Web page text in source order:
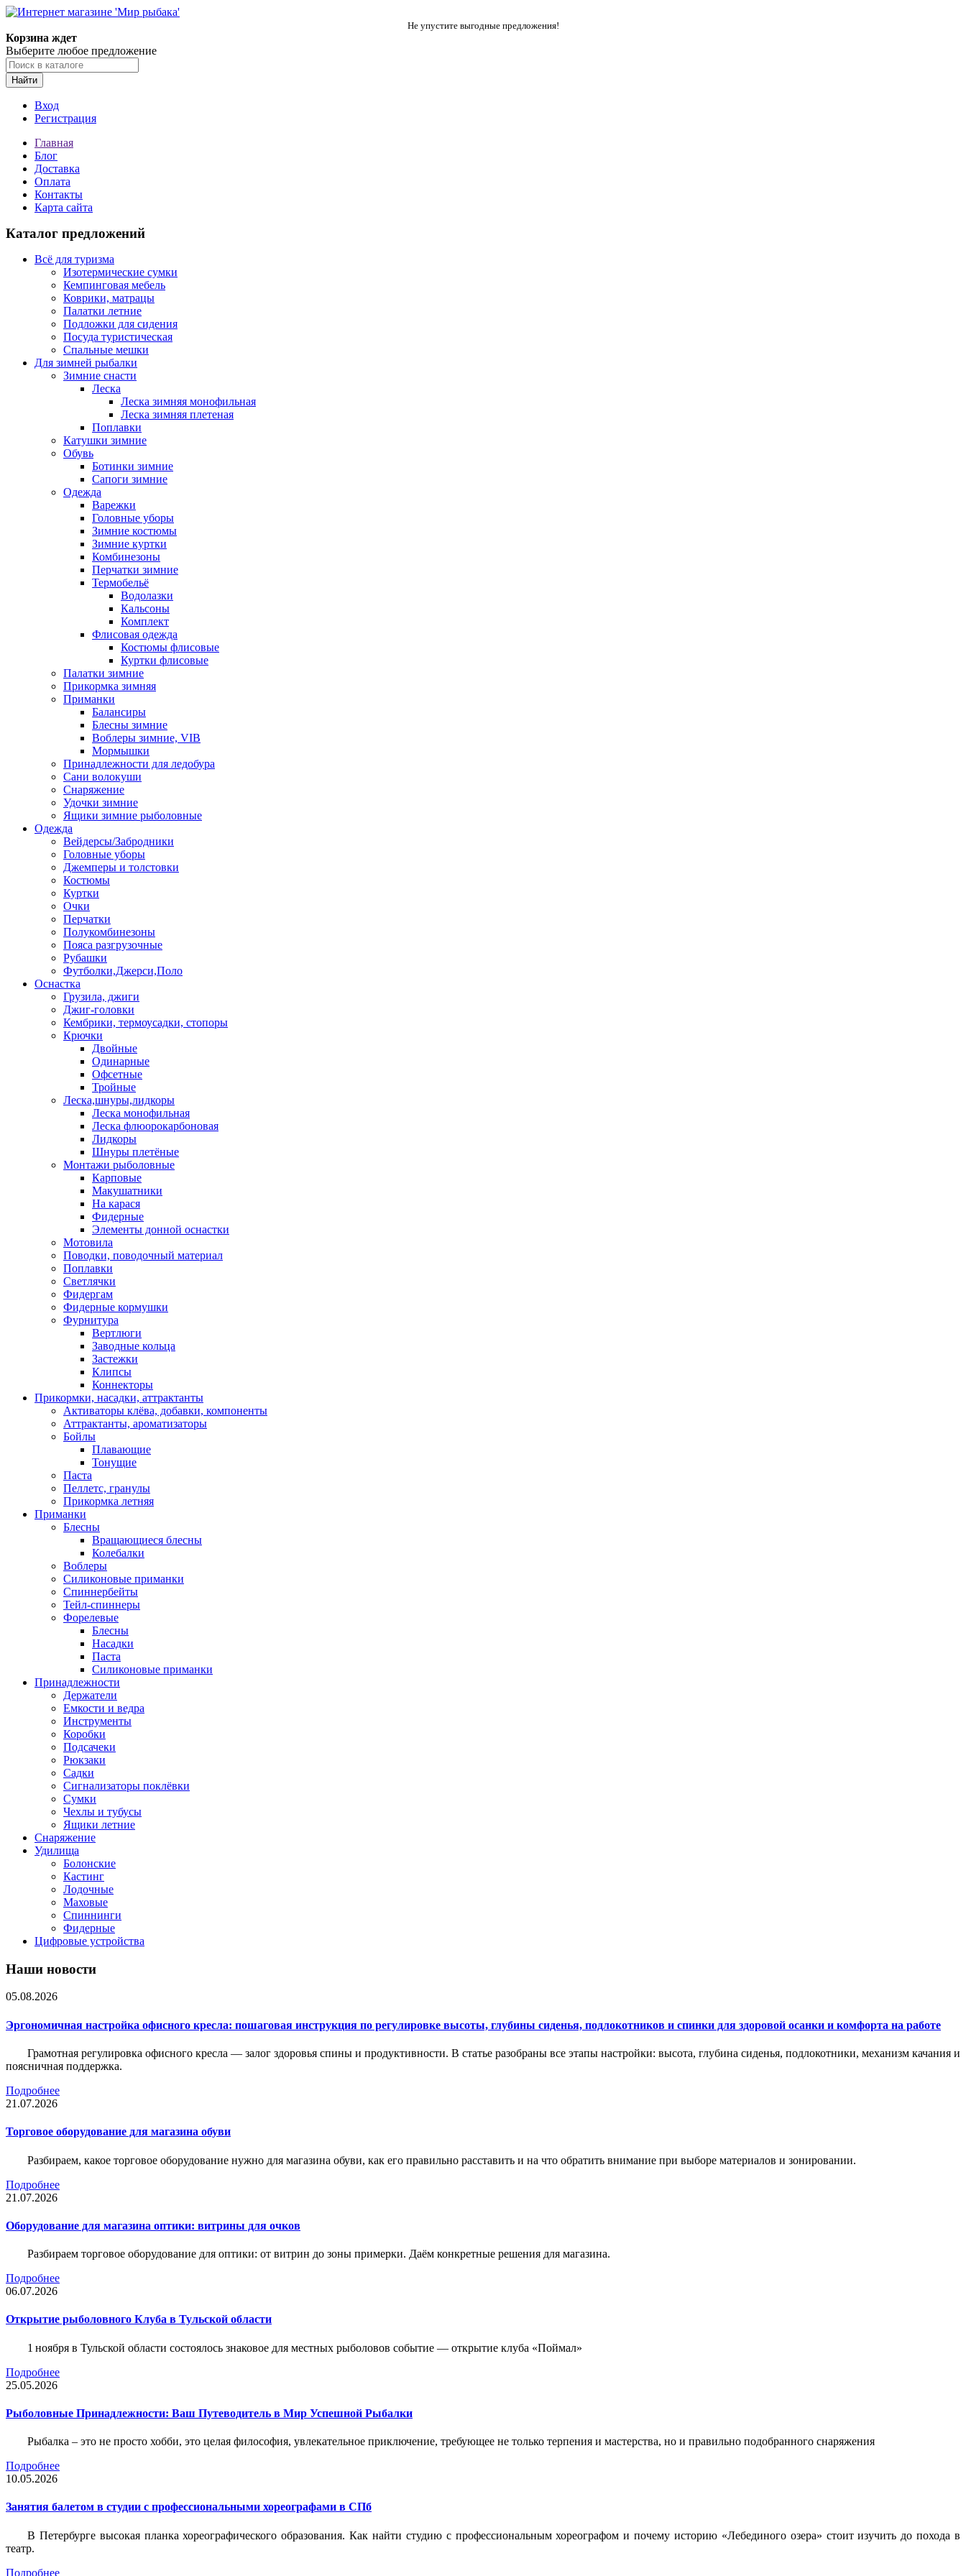
Не упустите выгодные предложения!
Корзина ждет
Выберите любое предложение
Найти
Вход
Регистрация
Главная
Блог
Доставка
Оплата
Контакты
Карта сайта
Каталог предложений
Всё для туризма
Изотермические сумки
Кемпинговая мебель
Коврики, матрацы
Палатки летние
Подложки для сидения
Посуда туристическая
Спальные мешки
Для зимней рыбалки
Зимние снасти
Леска
Леска зимняя монофильная
Леска зимняя плетеная
Поплавки
Катушки зимние
Обувь
Ботинки зимние
Сапоги зимние
Одежда
Варежки
Головные уборы
Зимние костюмы
Зимние куртки
Комбинезоны
Перчатки зимние
Термобельё
Водолазки
Кальсоны
Комплект
Флисовая одежда
Костюмы флисовые
Куртки флисовые
Палатки зимние
Прикормка зимняя
Приманки
Балансиры
Блесны зимние
Воблеры зимние, VIB
Мормышки
Принадлежности для ледобура
Сани волокуши
Снаряжение
Удочки зимние
Ящики зимние рыболовные
Одежда
Вейдерсы/Забродники
Головные уборы
Джемперы и толстовки
Костюмы
Куртки
Очки
Перчатки
Полукомбинезоны
Пояса разгрузочные
Рубашки
Футболки,Джерси,Поло
Оснастка
Грузила, джиги
Джиг-головки
Кембрики, термоусадки, стопоры
Крючки
Двойные
Одинарные
Офсетные
Тройные
Леска,шнуры,лидкоры
Леска монофильная
Леска флюорокарбоновая
Лидкоры
Шнуры плетёные
Монтажи рыболовные
Карповые
Макушатники
На карася
Фидерные
Элементы донной оснастки
Мотовила
Поводки, поводочный материал
Поплавки
Светлячки
Фидергам
Фидерные кормушки
Фурнитура
Вертлюги
Заводные кольца
Застежки
Клипсы
Коннекторы
Прикормки, насадки, аттрактанты
Активаторы клёва, добавки, компоненты
Аттрактанты, ароматизаторы
Бойлы
Плавающие
Тонущие
Паста
Пеллетс, гранулы
Прикормка летняя
Приманки
Блесны
Вращающиеся блесны
Колебалки
Воблеры
Силиконовые приманки
Спиннербейты
Тейл-спиннеры
Форелевые
Блесны
Насадки
Паста
Силиконовые приманки
Принадлежности
Держатели
Емкости и ведра
Инструменты
Коробки
Подсачеки
Рюкзаки
Садки
Сигнализаторы поклёвки
Сумки
Чехлы и тубусы
Ящики летние
Снаряжение
Удилища
Болонские
Кастинг
Лодочные
Маховые
Спиннинги
Фидерные
Цифровые устройства
Наши новости
05.08.2026
Эргономичная настройка офисного кресла: пошаговая инструкция по регулировке высоты, глубины сиденья, подлокотников и спинки для здоровой осанки и комфорта на работе
Грамотная регулировка офисного кресла — залог здоровья спины и продуктивности. В статье разобраны все этапы настройки: высота, глубина сиденья, подлокотники, механизм качания и
поясничная поддержка.
Подробнее
21.07.2026
Торговое оборудование для магазина обуви
Разбираем, какое торговое оборудование нужно для магазина обуви, как его правильно расставить и на что обратить внимание при выборе материалов и зонировании.
Подробнее
21.07.2026
Оборудование для магазина оптики: витрины для очков
Разбираем торговое оборудование для оптики: от витрин до зоны примерки. Даём конкретные решения для магазина.
Подробнее
06.07.2026
Открытие рыболовного Клуба в Тульской области
1 ноября в Тульской области состоялось знаковое для местных рыболовов событие — открытие клуба «Поймал»
Подробнее
25.05.2026
Рыболовные Принадлежности: Ваш Путеводитель в Мир Успешной Рыбалки
Рыбалка – это не просто хобби, это целая философия, увлекательное приключение, требующее не только терпения и мастерства, но и правильно подобранного снаряжения
Подробнее
10.05.2026
Занятия балетом в студии с профессиональными хореографами в СПб
В Петербурге высокая планка хореографического образования. Как найти студию с профессиональным хореографом и почему историю «Лебединого озера» стоит изучить до похода в
театр.
Подробнее